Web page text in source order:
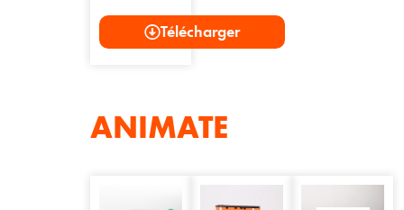
Télécharger
ANIMATE